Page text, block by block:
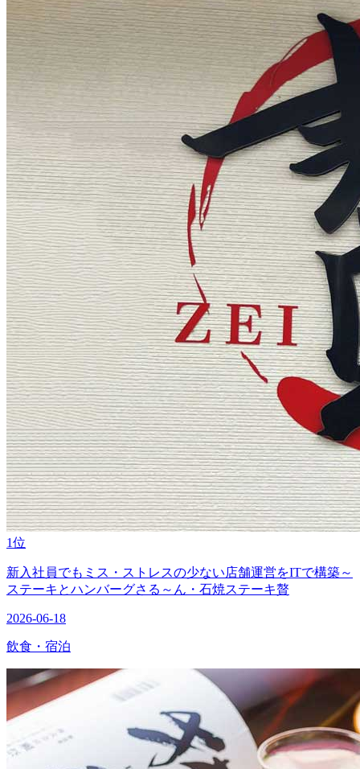
1位
新入社員でもミス・ストレスの少ない店舗運営をITで構築～
ステーキとハンバーグさる～ん・石焼ステーキ贅
2026-06-18
飲食・宿泊